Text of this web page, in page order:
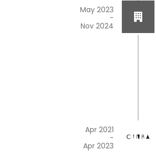
May 2023
-
Nov 2024
Apr 2021
-
Apr 2023